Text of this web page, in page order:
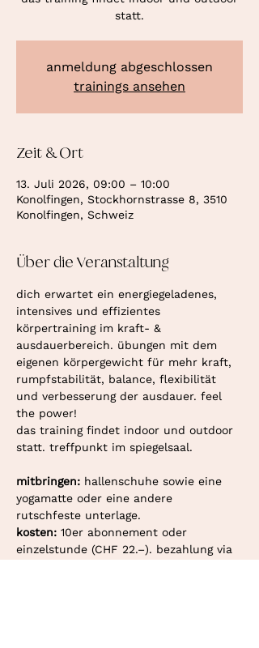
statt.
anmeldung abgeschlossen
trainings ansehen
Zeit & Ort
13. Juli 2026, 09:00 – 10:00
Konolfingen, Stockhornstrasse 8, 3510
Konolfingen, Schweiz
Über die Veranstaltung
dich erwartet ein energiegeladenes,
intensives und effizientes
körpertraining im kraft- &
ausdauerbereich. übungen mit dem
eigenen körpergewicht für mehr kraft,
rumpfstabilität, balance, flexibilität
und verbesserung der ausdauer. feel
the power!
das training findet indoor und outdoor
statt. treffpunkt im spiegelsaal.
mitbringen: hallenschuhe sowie eine
yogamatte oder eine andere
rutschfeste unterlage.
kosten: 10er abonnement oder
einzelstunde (CHF 22.–). bezahlung via